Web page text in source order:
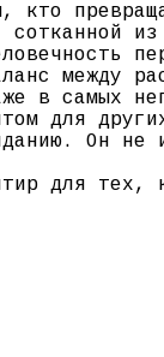
кто
из
между
в самых
для
Он
для тех,